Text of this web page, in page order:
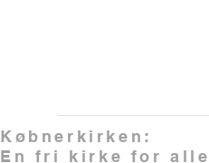
Købnerkirken:
En fri kirke for alle